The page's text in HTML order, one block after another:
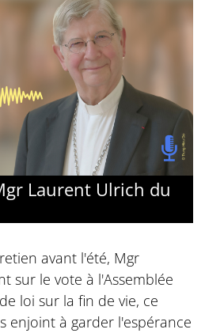
Laurent Ulrich du
avant l'été, Mgr
sur le vote à l'Assemblée
loi sur la fin de vie, ce
enjoint à garder l'espérance